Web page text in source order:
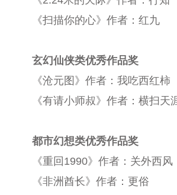
《扫描你的心》作者：红九
玄幻仙侠类优秀作品奖
《沧元图》作者：我吃西红柿
《有请小师叔》作者：横扫天
都市幻想类优秀作品奖
《重回1990》作者：关外西风
《非洲酋长》作者：更俗